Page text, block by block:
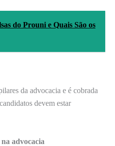
do Prouni e Quais São os
da advocacia e é cobrada
devem estar
advocacia